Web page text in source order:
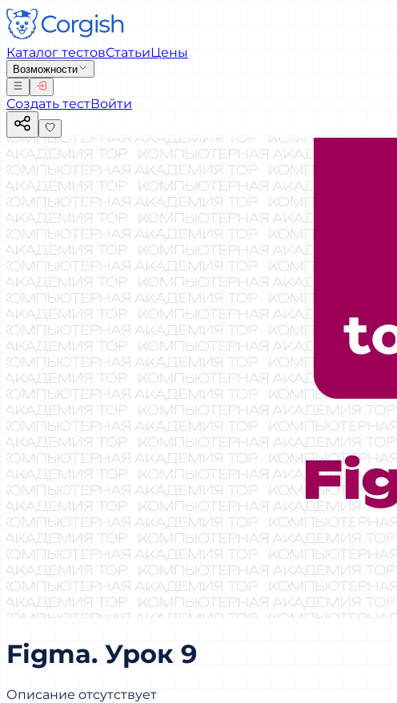
Каталог тестовСтатьиЦены
Возможности
Создать тестВойти
Figma. Урок 9
Описание отсутствует